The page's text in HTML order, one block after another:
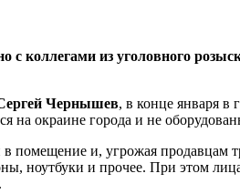
коллегами из уголовного
Сергей Чернышев, в конце января в
на окраине города и не
помещение и, угрожая продавцам
ноутбуки и прочее. При этом